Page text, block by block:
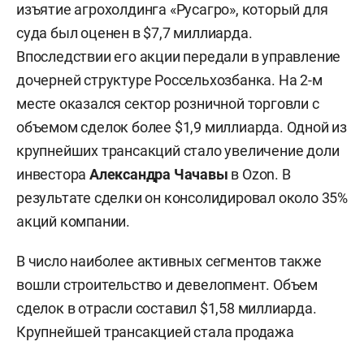
изъятие агрохолдинга «Русагро», который для
суда был оценен в $7,7 миллиарда.
Впоследствии его акции передали в управление
дочерней структуре Россельхозбанка. На 2-м
месте оказался сектор розничной торговли с
объемом сделок более $1,9 миллиарда. Одной из
крупнейших трансакций стало увеличение доли
инвестораАлександра Чачавы в Ozon. В
результате сделки он консолидировал около 35%
акций компании.
В число наиболее активных сегментов также
вошли строительство и девелопмент. Объем
сделок в отрасли составил $1,58 миллиарда.
Крупнейшей трансакцией стала продажа